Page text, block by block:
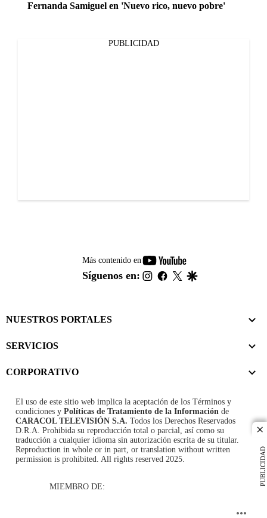
PUBLICIDAD
Fernanda Samiguel en 'Nuevo rico, nuevo pobre'
PUBLICIDAD
Más contenido en
youtube-
footer
Síguenos en: instagram
facebook
twitter
NUESTROS PORTALES
SERVICIOS
CORPORATIVO
El uso de este sitio web implica la aceptación de los Términos y
condiciones y Políticas de Tratamiento de la Información de
CARACOL TELEVISIÓN S.A. Todos los Derechos Reservados
D.R.A. Prohibida su reproducción total o parcial, así como su
traducción a cualquier idioma sin autorización escrita de su titular.
Reproduction in whole or in part, or translation without written
permission is prohibited. All rights reserved 2025.
MIEMBRO DE: